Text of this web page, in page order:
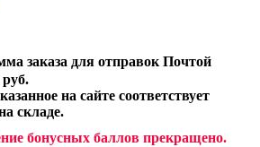
заказа для отправок Почтой
на сайте соответствует
складе.
бонусных баллов прекращено.